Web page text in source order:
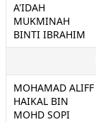
A'IDAH
MUKMINAH
BINTI IBRAHIM
MOHAMAD ALIFF
HAIKAL BIN
MOHD SOPI